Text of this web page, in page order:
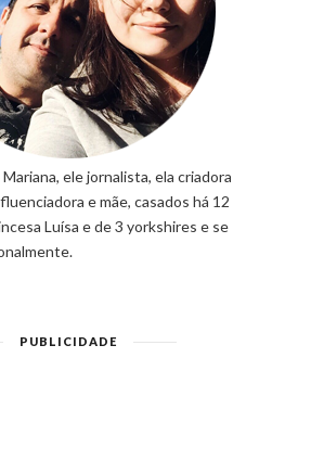
ele jornalista, ela criadora
e mãe, casados há 12
Luísa e de 3 yorkshires e se
PUBLICIDADE